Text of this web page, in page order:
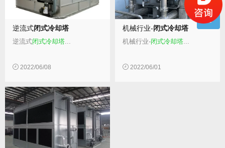
逆流式闭式冷却塔
逆流式闭式冷却塔...
2022/06/08
机械行业-闭式冷却塔
机械行业-闭式冷却塔...
2022/06/01